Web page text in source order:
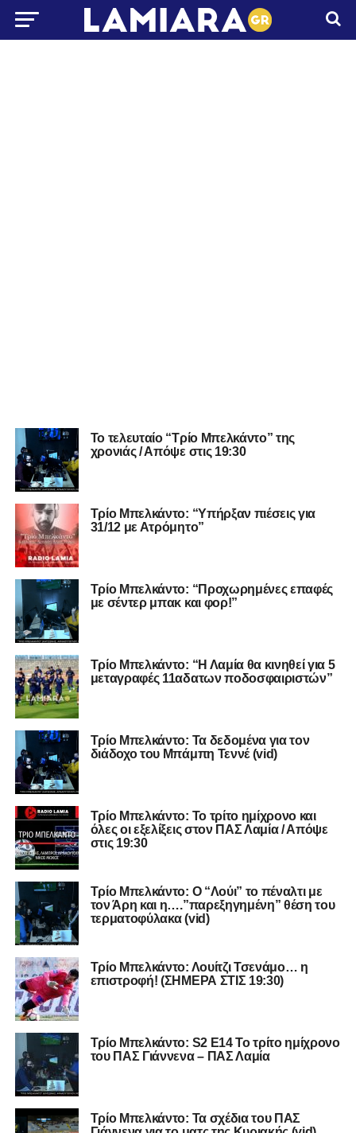
Το τελευταίο “Τρίο Μπελκάντο” της
χρονιάς / Απόψε στις 19:30
Τρίο Μπελκάντο: “Υπήρξαν πιέσεις για
31/12 με Ατρόμητο”
Τρίο Μπελκάντο: “Προχωρημένες επαφές
με σέντερ μπακ και φορ!”
Τρίο Μπελκάντο: “Η Λαμία θα κινηθεί για 5
μεταγραφές 11αδατων ποδοσφαιριστών”
Tρίο Μπελκάντο: Τα δεδομένα για τον
διάδοχο του Μπάμπη Τεννέ (vid)
Τρίο Μπελκάντο: Το τρίτο ημίχρονο και
όλες οι εξελίξεις στον ΠΑΣ Λαμία / Απόψε
στις 19:30
Τρίο Μπελκάντο: O “Λούι” το πέναλτι με
τον Άρη και η….”παρεξηγημένη” θέση του
τερματοφύλακα (vid)
Τρίο Μπελκάντο: Λουίτζι Τσενάμο… η
επιστροφή! (ΣΗΜΕΡΑ ΣΤΙΣ 19:30)
Τρίο Μπελκάντο: S2 E14 Το τρίτο ημίχρονο
του ΠΑΣ Γιάννενα – ΠΑΣ Λαμία
Τρίο Μπελκάντο: Τα σχέδια του ΠΑΣ